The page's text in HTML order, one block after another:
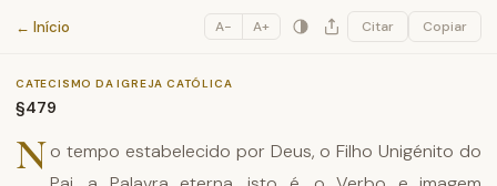
Catecismo da Igreja Católica
← Início A− A+ Citar Copiar
CATECISMO DA IGREJA CATÓLICA
§479
No tempo estabelecido por Deus, o Filho Unigénito do